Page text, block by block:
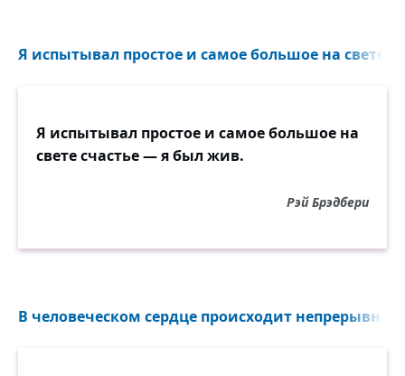
Я испытывал простое и самое большое на свете
Я испытывал простое и самое большое на
свете счастье — я был жив.
Рэй Брэдбери
В человеческом сердце происходит непрерывная